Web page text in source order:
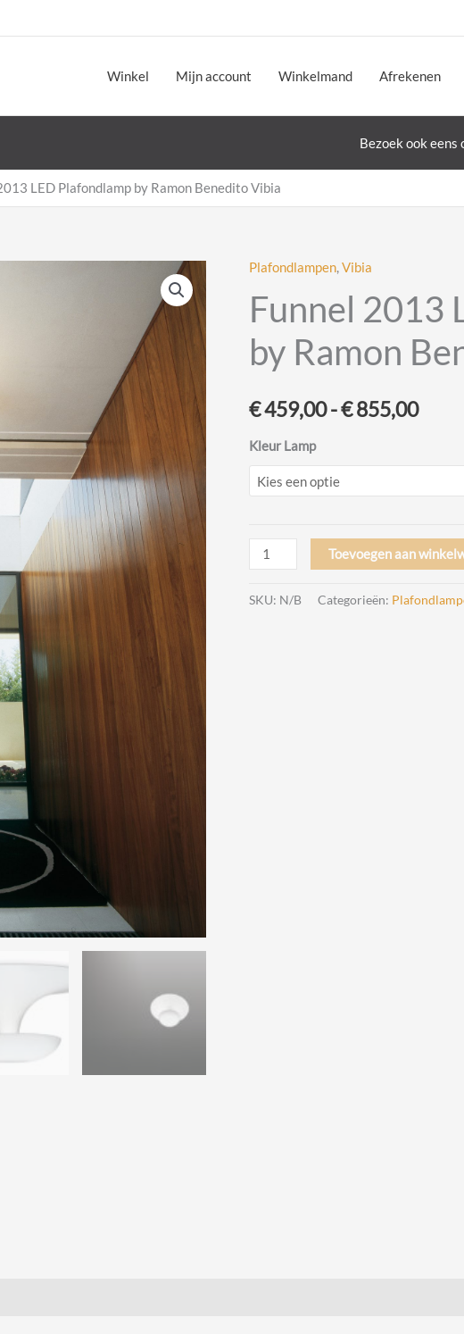
Winkel Mijn account Winkelmand Afrekenen
Bezoek ook
LED Plafondlamp by Ramon Benedito Vibia
Plafondlampen,Vibia
Funnel 2013
by Ramon
€459,00-€855,00
Kleur Lamp
Funnel
2013
LED
Toevoegen aan
SKU: N/B Categorieën: